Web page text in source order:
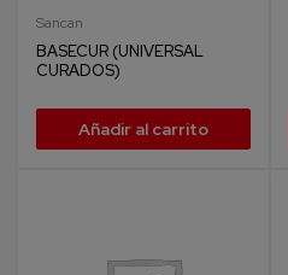
Sancan
BASECUR (UNIVERSAL
CURADOS)
Añadir al carrito